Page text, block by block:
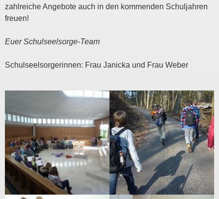
zahlreiche Angebote auch in den kommenden Schuljahren
freuen!
Euer Schulseelsorge-Team
Schulseelsorgerinnen: Frau Janicka und Frau Weber